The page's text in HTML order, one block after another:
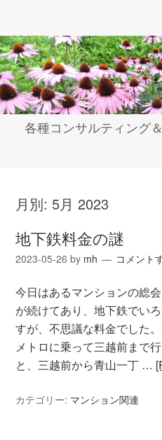
各種コンサルティング
月別:5月 2023
地下鉄料金の謎
2023-05-26 by mh コメント
今日はあるマンションの総
が続けてあり、地下鉄でい
すが、不思議な料金でした
メトロに乗って三越前まで
と、三越前から青山一丁 …
カテゴリー: マンション関連